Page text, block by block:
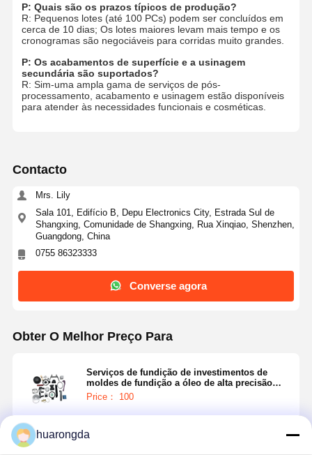
P: Quais são os prazos típicos de produção?
R: Pequenos lotes (até 100 PCs) podem ser concluídos em
cerca de 10 dias; Os lotes maiores levam mais tempo e os
cronogramas são negociáveis ​​para corridas muito grandes.
P: Os acabamentos de superfície e a usinagem
secundária são suportados?
R: Sim-uma ampla gama de serviços de pós-
processamento, acabamento e usinagem estão disponíveis
para atender às necessidades funcionais e cosméticas.
Contacto
Mrs. Lily
Sala 101, Edifício B, Depu Electronics City, Estrada Sul de
Shangxing, Comunidade de Shangxing, Rua Xinqiao, Shenzhen,
Guangdong, China
0755 86323333
Converse agora
Obter O Melhor Preço Para
Serviços de fundição de investimentos de
moldes de fundição a óleo de alta precisão
certificados ISO9001
Price： 100
huarongda